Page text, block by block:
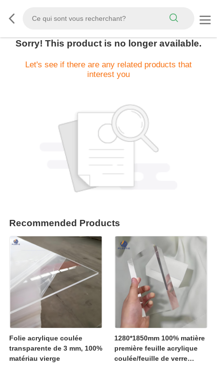
Sorry! This product is no longer available.
Let's see if there are any related products that
interest you
Recommended Products
Folie acrylique coulée
transparente de 3 mm, 100%
matériau vierge
1280*1850mm 100% matière
première feuille acrylique
coulée/feuille de verre